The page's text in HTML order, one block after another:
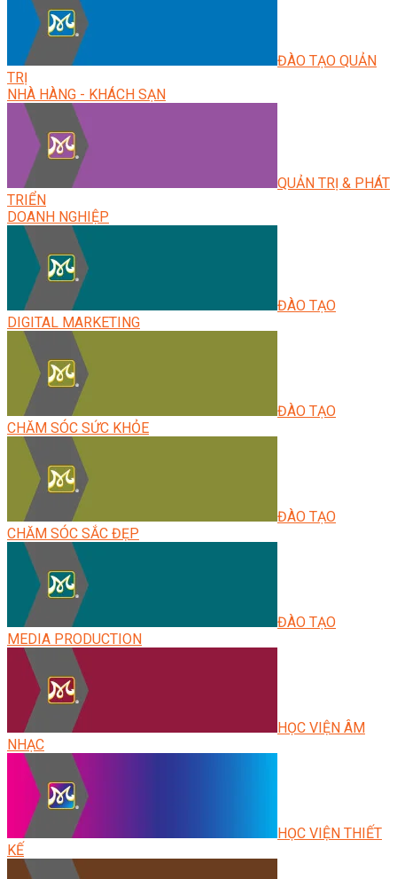
ĐÀO TẠO QUẢN
TRỊ
NHÀ HÀNG - KHÁCH SẠN
QUẢN TRỊ & PHÁT
TRIỂN
DOANH NGHIỆP
ĐÀO TẠO
DIGITAL MARKETING
ĐÀO TẠO
CHĂM SÓC SỨC KHỎE
ĐÀO TẠO
CHĂM SÓC SẮC ĐẸP
ĐÀO TẠO
MEDIA PRODUCTION
HỌC VIỆN ÂM
NHẠC
HỌC VIỆN THIẾT
KẾ